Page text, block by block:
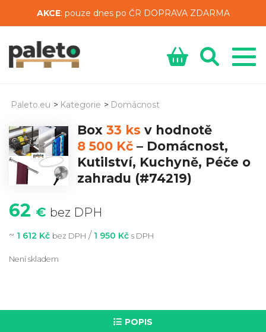
AKCE: pouze dnes po ČR DOPRAVA ZDARMA
Paleto.eu > Kategorie > Domácnost
Box 33 ks v hodnotě
8 500 Kč – Domácnost,
Kutilství, Kuchyně, Péče o
zahradu (#74219)
62 € bez DPH
~ 1 612 Kč bez DPH / 1 950 Kč s DPH
Není skladem
POPIS